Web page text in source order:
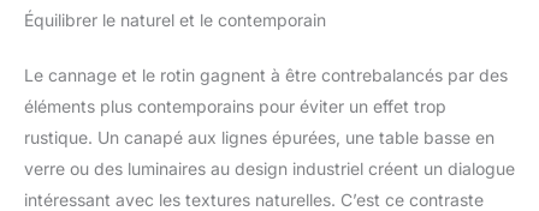
Équilibrer le naturel et le contemporain
Le cannage et le rotin gagnent à être contrebalancés par des
éléments plus contemporains pour éviter un effet trop
rustique. Un canapé aux lignes épurées, une table basse en
verre ou des luminaires au design industriel créent un dialogue
intéressant avec les textures naturelles. C’est ce contraste